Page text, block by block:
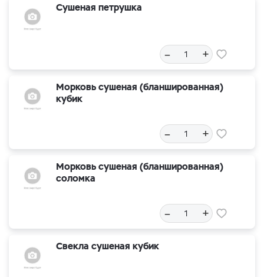
Сушеная петрушка
– +
Морковь сушеная (бланшированная)
кубик
– +
Морковь сушеная (бланшированная)
соломка
– +
Свекла сушеная кубик